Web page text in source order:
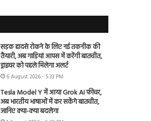
सड़क हादसे रोकने के लिए नई तकनीक की
तैयारी, अब गाड़ियां आपस में करेंगी बातचीत,
ड्राइवर को पहले मिलेगा अलर्ट
6 August 2026 - 5:33 PM
Tesla Model Y में आया Grok AI फीचर,
अब भारतीय भाषाओं में कर सकेंगे बातचीत,
जानिए क्या-क्या बदलेगा